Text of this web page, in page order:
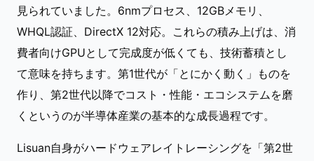
見られていました。6nmプロセス、12GBメモリ、
WHQL認証、DirectX 12対応。これらの積み上げは、消
費者向けGPUとして完成度が低くても、技術蓄積とし
て意味を持ちます。第1世代が「とにかく動く」ものを
作り、第2世代以降でコスト・性能・エコシステムを磨
くというのが半導体産業の基本的な成長過程です。
Lisuan自身がハードウェアレイトレーシングを「第2世